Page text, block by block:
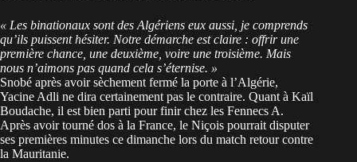
« Les binationaux sont des Algériens eux aussi, je comprends
qu’ils puissent hésiter. Notre démarche est claire : offrir une
première chance, une deuxième, voire une troisième. Mais
nous n’aimons pas quand cela s’éternise. »
Snobé après avoir sèchement fermé la porte à l’Algérie,
Yacine Adli ne dira certainement pas le contraire. Quant à Kaïl
Boudache, il est bien parti pour finir chez les Fennecs A.
Après avoir tourné dos à la France, le Niçois pourrait disputer
ses premières minutes ce dimanche lors du match retour contre
la Mauritanie.